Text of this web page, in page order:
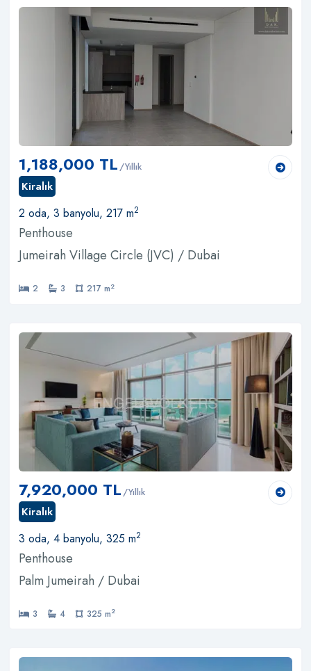
1,188,000 TL /Yıllık
Kiralık
2 oda, 3 banyolu, 217 m2
Penthouse
Jumeirah Village Circle (JVC) / Dubai
2 3 217 m2
7,920,000 TL /Yıllık
Kiralık
3 oda, 4 banyolu, 325 m2
Penthouse
Palm Jumeirah / Dubai
3 4 325 m2